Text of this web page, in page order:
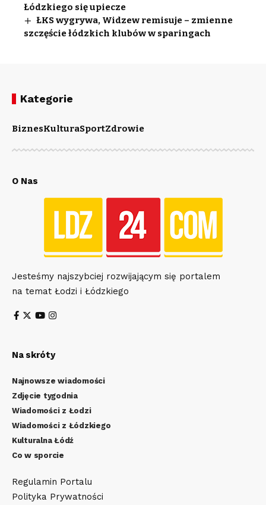
Łódzkiego się upiecze
ŁKS wygrywa, Widzew remisuje – zmienne
szczęście łódzkich klubów w sparingach
Kategorie
BiznesKulturaSportZdrowie
O Nas
Jesteśmy najszybciej rozwijającym się portalem
na temat Łodzi i Łódzkiego
Na skróty
Najnowsze wiadomości
Zdjęcie tygodnia
Wiadomości z Łodzi
Wiadomości z Łódzkiego
Kulturalna Łódź
Co w sporcie
Regulamin Portalu
Polityka Prywatności